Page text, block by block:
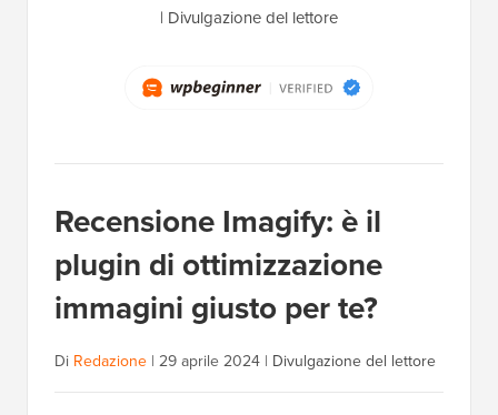
| Divulgazione del lettore
Recensione Imagify: è il
plugin di ottimizzazione
immagini giusto per te?
Di Redazione | 29 aprile 2024 | Divulgazione del lettore